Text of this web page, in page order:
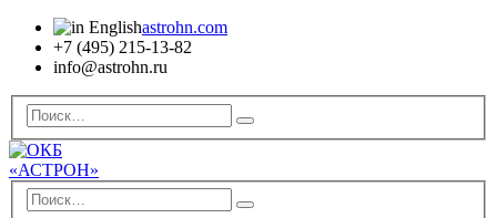
astrohn.com
+7 (495) 215-13-82
info@astrohn.ru